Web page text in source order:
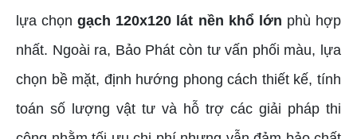
lựa chọngạch 120x120 lát nền khổ lớn phù hợp
nhất. Ngoài ra, Bảo Phát còn tư vấn phối màu, lựa
chọn bề mặt, định hướng phong cách thiết kế, tính
toán số lượng vật tư và hỗ trợ các giải pháp thi